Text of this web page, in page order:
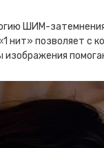
ШИМ-
нит» позволяет с